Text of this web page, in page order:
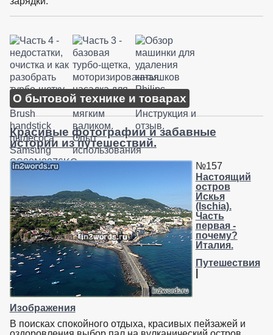
О бытовой технике и товарах
Красивые фотографии и забавные
истории из путешествий.
№157
Настоящий
остров
Искья
(Ischia).
Часть
первая -
почему?
Италия.
Путешествия
Изображения
В поисках спокойного отдыха, красивых пейзажей и